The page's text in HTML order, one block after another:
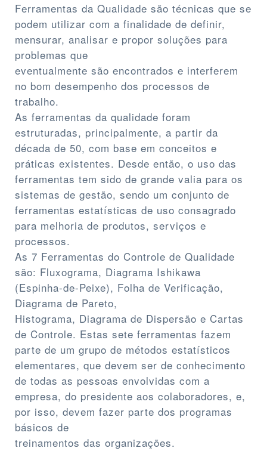
Ferramentas da Qualidade são técnicas que se
podem utilizar com a finalidade de definir,
mensurar, analisar e propor soluções para
problemas que
eventualmente são encontrados e interferem
no bom desempenho dos processos de
trabalho.
As ferramentas da qualidade foram
estruturadas, principalmente, a partir da
década de 50, com base em conceitos e
práticas existentes. Desde então, o uso das
ferramentas tem sido de grande valia para os
sistemas de gestão, sendo um conjunto de
ferramentas estatísticas de uso consagrado
para melhoria de produtos, serviços e
processos.
As 7 Ferramentas do Controle de Qualidade
são: Fluxograma, Diagrama Ishikawa
(Espinha-de-Peixe), Folha de Verificação,
Diagrama de Pareto,
Histograma, Diagrama de Dispersão e Cartas
de Controle. Estas sete ferramentas fazem
parte de um grupo de métodos estatísticos
elementares, que devem ser de conhecimento
de todas as pessoas envolvidas com a
empresa, do presidente aos colaboradores, e,
por isso, devem fazer parte dos programas
básicos de
treinamentos das organizações.